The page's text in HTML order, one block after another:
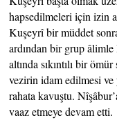
hapsedilmeleri için izin
Kuşeyrî bir müddet
ardından bir grup âlimle
altında sıkıntılı bir
vezirin idam edilmesi
rahata kavuştu.
vaaz etmeye devam etti.